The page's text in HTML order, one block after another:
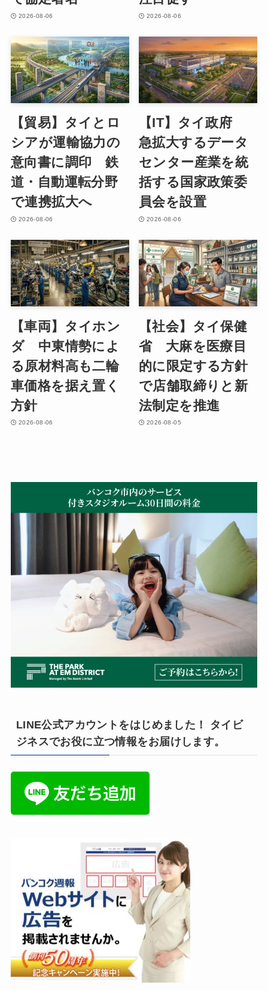
2026-08-06 2026-08-06
【貿易】タイとロ
シアが運輸協力の
意向書に調印 鉄
道・自動運転分野
で連携拡大へ
2026-08-06
【IT】タイ政府
急拡大するデータ
センター産業を統
括する国家政策委
員会を設置
2026-08-06
【車両】タイホン
ダ 中東情勢によ
る原材料高も二輪
車価格を据え置く
方針
2026-08-06
【社会】タイ保健
省 大麻を医療目
的に限定する方針
で店舗取締りと新
法制定を推進
2026-08-05
LINE公式アカウントをはじめました！ タイビ
ジネスでお役に立つ情報をお届けします。